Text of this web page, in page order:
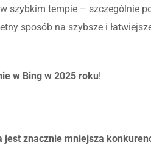
szybkim tempie – szczególnie
sposób na szybsze i
w Bing w 2025 roku!
jest znacznie mniejsza